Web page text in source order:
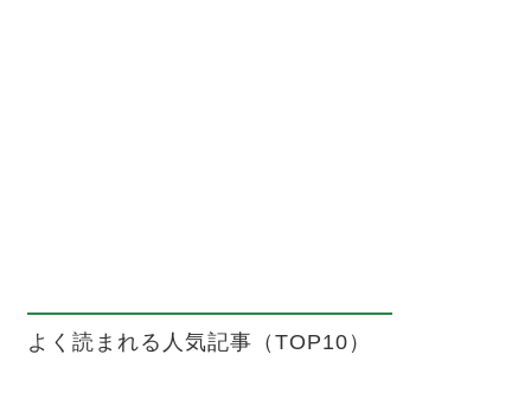
よく読まれる人気記事（TOP10）